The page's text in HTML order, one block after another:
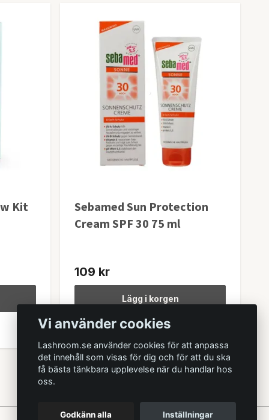
Kit
Sebamed Sun Protection
Cream SPF 30 75 ml
109 kr
Lägg i korgen
I lager
Vi använder cookies
Lashroom.se använder cookies för att anpassa
det innehåll som visas för dig och för att du ska
få bästa tänkbara upplevelse när du handlar hos
oss.
Godkänn alla Inställningar